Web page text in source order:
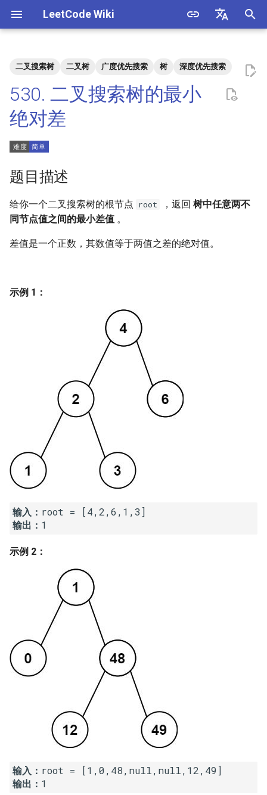
LeetCode Wiki
中文
始
化
搜
索
擎
解法
方法一：中序遍历
4. 二维数组中的查找
5. 替换空格
6. 从尾到头打印链表
7. 重建二叉树
9. 用两个栈实现队列
10.2. 青蛙跳台阶问题
11. 旋转数组的最小数字
13. 机器人的运动范围
14.1. 剪绳子
14.2. 剪绳子 II
15. 二进制中 1 的个数
16. 数值的整数次方
17. 打印从 1 到最大的 n 位数
18. 删除链表的节点
19. 正则表达式匹配
20. 表示数值的字符串
21. 调整数组顺序使奇数位于
偶数前面
22. 链表中倒数第 k 个节点
25. 合并两个排序的链表
26. 树的子结构
2. 二进制加法
3. 前 n 个数字二进制中 1 的个
数
4. 只出现一次的数字
5. 单词长度的最大乘积
6. 排序数组中两个数字之和
8. 和大于等于 target 的最短子
11. 和 1 个数相同的子数组
12. 左右两边子数组的和相等
13. 二维子矩阵的和
14. 字符串中的变位词
15. 字符串中的所有变位词
16. 不含重复字符的最长子字
17. 含有所有字符的最短字符
18. 有效的回文
19. 最多删除一个字符得到回
文
20. 回文子字符串的个数
21. 删除链表的倒数第 n 个结
22. 链表中环的入口节点
1.2. 判定是否互为字符重排
1.3. URL 化
1.4. 回文排列
1.5. 一次编辑
1.6. 字符串压缩
1.8. 零矩阵
2.2. 返回倒数第 k 个节点
2.3. 删除中间节点
2.4. 分割链表
2.5. 链表求和
2.6. 回文链表
2.7. 链表相交
2.8. 环路检测
3.2. 栈的最小值
3.3. 堆盘子
3.4. 化栈为队
3.6. 动物收容所
4.2. 最小高度树
二叉搜索树 二叉树 广度优先搜索 树 深度优先搜索
530. 二叉搜索树的最小
绝对差
题目描述
给你一个二叉搜索树的根节点 root ，返回 树中任意两不
同节点值之间的最小差值 。
差值是一个正数，其数值等于两值之差的绝对值。
示例 1：
输入：
输出：
示例 2：
输入：
输出：